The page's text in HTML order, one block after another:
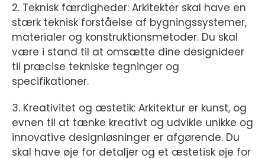
2. Teknisk færdigheder: Arkitekter skal have en
stærk teknisk forståelse af bygningssystemer,
materialer og konstruktionsmetoder. Du skal
være i stand til at omsætte dine designideer
til præcise tekniske tegninger og
specifikationer.
3. Kreativitet og æstetik: Arkitektur er kunst, og
evnen til at tænke kreativt og udvikle unikke og
innovative designløsninger er afgørende. Du
skal have øje for detaljer og et æstetisk øje for